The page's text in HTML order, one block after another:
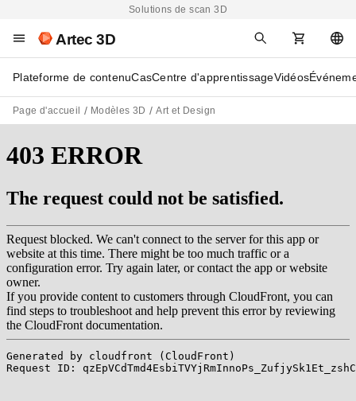
Solutions de scan 3D
Artec 3D
Plateforme de contenuCasCentre d'apprentissageVidéos
Page d'accueil Modèles 3D Art et Design